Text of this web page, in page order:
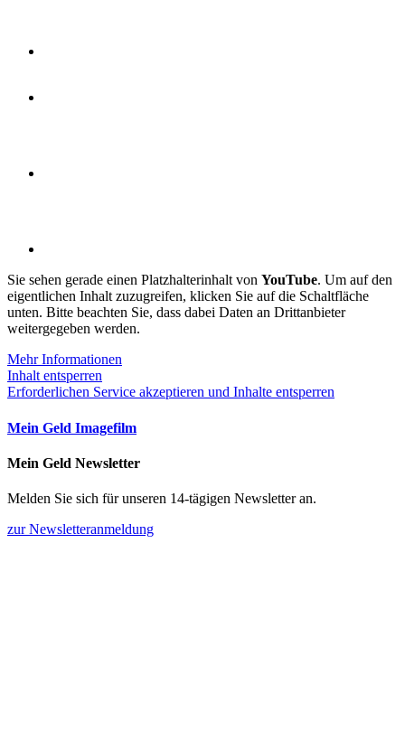
Sie sehen gerade einen Platzhalterinhalt von YouTube. Um auf den
eigentlichen Inhalt zuzugreifen, klicken Sie auf die Schaltfläche
unten. Bitte beachten Sie, dass dabei Daten an Drittanbieter
weitergegeben werden.
Mehr Informationen
Inhalt entsperren
Erforderlichen Service akzeptieren und Inhalte entsperren
Mein Geld Imagefilm
Mein Geld Newsletter
Melden Sie sich für unseren 14-tägigen Newsletter an.
zur Newsletteranmeldung